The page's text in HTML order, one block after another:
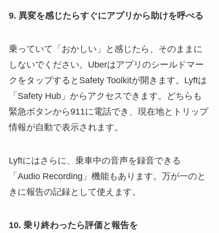
9. 異変を感じたらすぐにアプリから助けを呼べる
乗っていて「おかしい」と感じたら、そのままに
しないでください。Uberはアプリのシールドマー
クをタップするとSafety Toolkitが開きます。Lyftは
「Safety Hub」からアクセスできます。どちらも
緊急ボタンから911に電話でき、現在地とトリップ
情報が自動で表示されます。
Lyftにはさらに、乗車中の音声を録音できる
「Audio Recording」機能もあります。万が一のと
きに報告の記録として使えます。
10. 乗り終わったら評価と報告を